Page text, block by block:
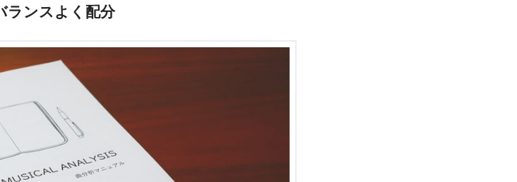
ランスよく配分